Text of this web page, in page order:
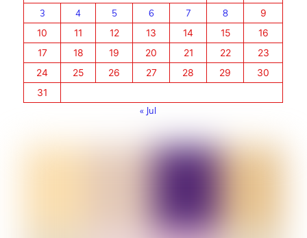
3
4 5 6 7 8
9
10
11 12 13 14 15
16
17
18 19 20 21 22
23
24
25 26 27 28 29
30
31
« Jul